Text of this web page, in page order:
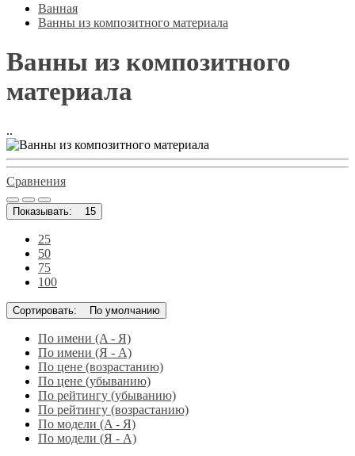
Ванная
Ванны из композитного материала
Ванны из композитного
материала
..
Сравнения
Показывать: 15
25
50
75
100
Сортировать: По умолчанию
По имени (A - Я)
По имени (Я - A)
По цене (возрастанию)
По цене (убыванию)
По рейтингу (убыванию)
По рейтингу (возрастанию)
По модели (A - Я)
По модели (Я - A)